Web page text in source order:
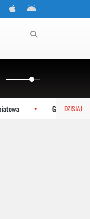
DZISIAJ
Gniewino: